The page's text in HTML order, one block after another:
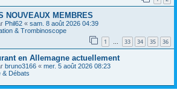
NOUVEAUX MEMBRES
Phil62 « sam. 8 août 2026 04:39
& Trombinoscope
1 … 33 34 35 36
en Allemagne actuellement
bruno3166 « mer. 5 août 2026 08:23
& Débats